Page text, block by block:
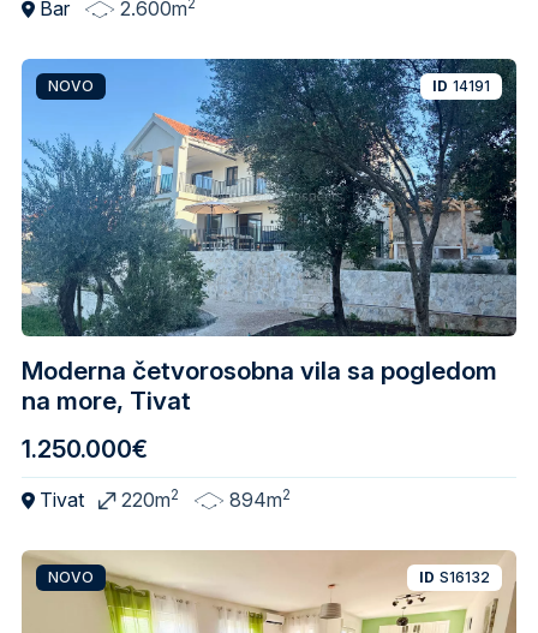
Bar 2.600m
Moderna četvorosobna vila sa pogledom
na more, Tivat
NOVO ID 14191
1.250.000€
Tivat 220m2 894m2
NOVO ID S16132